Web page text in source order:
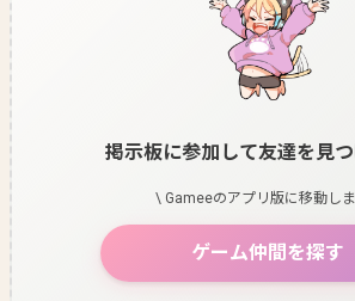
掲示板に参加して友達を見つ
\ Gameeのアプリ版に移動し
ゲーム仲間を探す